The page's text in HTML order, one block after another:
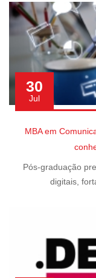
30
Jul
MBA em
Pós-graduação
digitais,